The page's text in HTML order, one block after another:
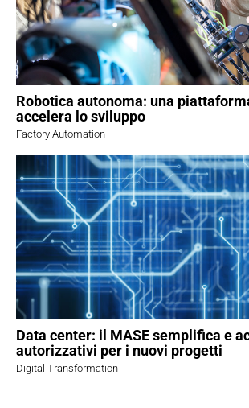
Robotica autonoma: una
accelera lo sviluppo
Factory Automation
Data center: il MASE semplifica e
autorizzativi per i nuovi progetti
Digital Transformation